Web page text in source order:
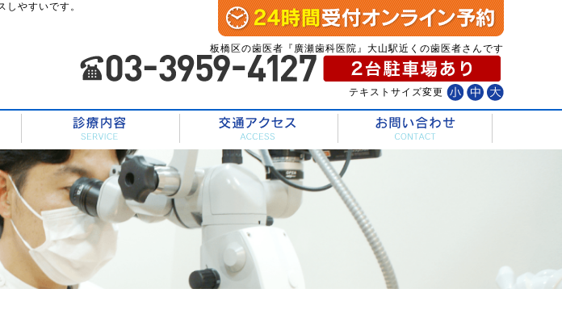
やすいです。
板橋区の歯医者『廣瀬歯科医院』大山駅近くの歯医者さんです
テキストサイズ変更